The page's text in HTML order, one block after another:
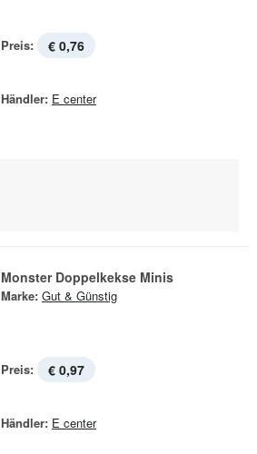
Preis: € 0,76
Händler: E center
Monster Doppelkekse Minis
Marke: Gut & Günstig
Preis: € 0,97
Händler: E center